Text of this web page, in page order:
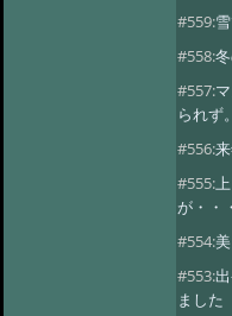
#559:
#558:
#557:
られず。
#556:
#555:
が・・
#554:
#553:
ました